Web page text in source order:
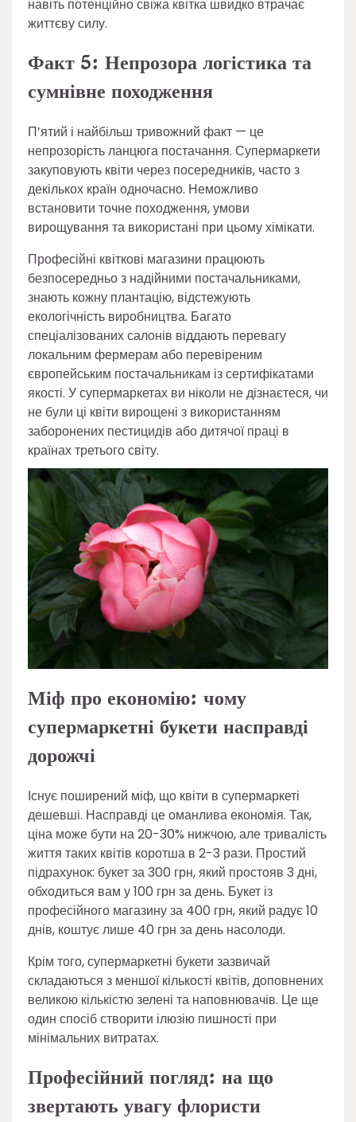
навіть потенційно свіжа квітка швидко втрачає
життєву силу.
Факт 5: Непрозора логістика та
сумнівне походження
П’ятий і найбільш тривожний факт — це
непрозорість ланцюга постачання. Супермаркети
закуповують квіти через посередників, часто з
декількох країн одночасно. Неможливо
встановити точне походження, умови
вирощування та використані при цьому хімікати.
Професійні квіткові магазини працюють
безпосередньо з надійними постачальниками,
знають кожну плантацію, відстежують
екологічність виробництва. Багато
спеціалізованих салонів віддають перевагу
локальним фермерам або перевіреним
європейським постачальникам із сертифікатами
якості. У супермаркетах ви ніколи не дізнаєтеся, чи
не були ці квіти вирощені з використанням
заборонених пестицидів або дитячої праці в
країнах третього світу.
Міф про економію: чому
супермаркетні букети насправді
дорожчі
Існує поширений міф, що квіти в супермаркеті
дешевші. Насправді це оманлива економія. Так,
ціна може бути на 20-30% нижчою, але тривалість
життя таких квітів коротша в 2-3 рази. Простий
підрахунок: букет за 300 грн, який простояв 3 дні,
обходиться вам у 100 грн за день. Букет із
професійного магазину за 400 грн, який радує 10
днів, коштує лише 40 грн за день насолоди.
Крім того, супермаркетні букети зазвичай
складаються з меншої кількості квітів, доповнених
великою кількістю зелені та наповнювачів. Це ще
один спосіб створити ілюзію пишності при
мінімальних витратах.
Професійний погляд: на що
звертають увагу флористи